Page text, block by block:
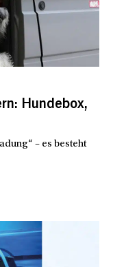
Hundebox,
– es besteht